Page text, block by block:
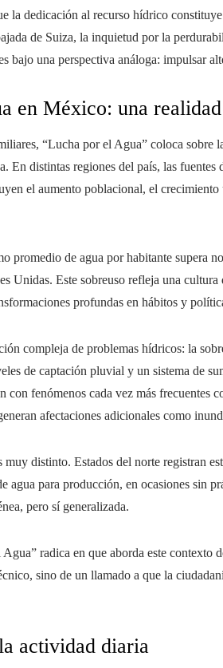
la dedicación al recurso hídrico
de Suiza, la inquietud por la
bajo una perspectiva análoga: impulsar
en México: una
“Lucha por el Agua” coloca sobre
distintas regiones del país, las fuentes
el aumento poblacional, el
promedio de agua por habitante supera
Unidas. Este sobreuso refleja una cultura
profundas en hábitos y
compleja de problemas hídricos: la
de captación pluvial y un sistema de
con fenómenos cada vez más frecuentes
afectaciones adicionales como
distinto. Estados del norte registran
agua para producción, en ocasiones sin
pero sí generalizada.
radica en que aborda este contexto
sino de un llamado a que la
actividad diaria